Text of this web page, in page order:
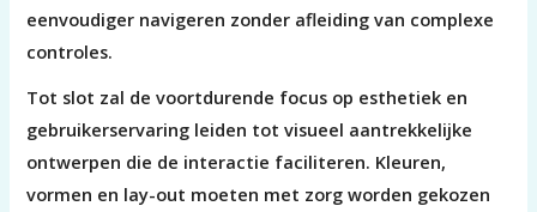
eenvoudiger navigeren zonder afleiding van complexe
controles.
Tot slot zal de voortdurende focus op esthetiek en
gebruikerservaring leiden tot visueel aantrekkelijke
ontwerpen die de interactie faciliteren. Kleuren,
vormen en lay-out moeten met zorg worden gekozen